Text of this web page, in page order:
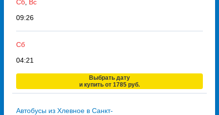
Сб Вс
09:26
Сб
04:21
Выбрать дату
и купить от 1785 руб.
Автобусы из Хлевное в Санкт-